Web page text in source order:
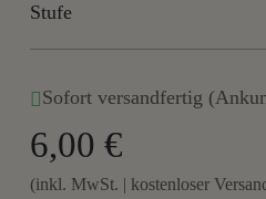
Stufe
Sofort versandfertig
6,00 €
(inkl. MwSt. | kostenloser